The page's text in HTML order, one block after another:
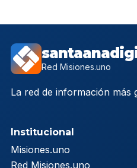
Red Misiones.uno
La red de información más
Institucional
Misiones.uno
Red Misiones.uno